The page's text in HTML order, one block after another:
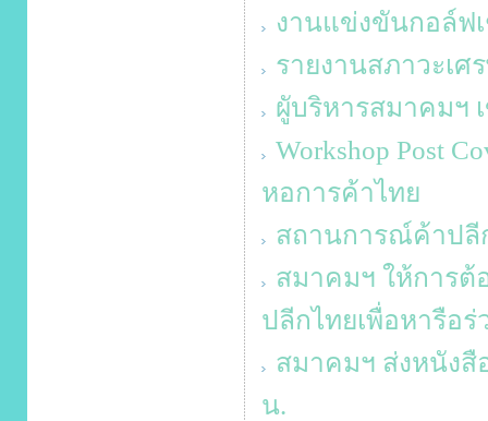
งานแข่งขันกอล์ฟ
รายงานสภาวะเศ
ผูับริหารสมาคมฯ
Workshop Post
หอการค้าไทย
สถานการณ์ค้าปลี
สมาคมฯ ให้การ
ปลีกไทยเพื่อหารือ
สมาคมฯ ส่งหนังสื
น.